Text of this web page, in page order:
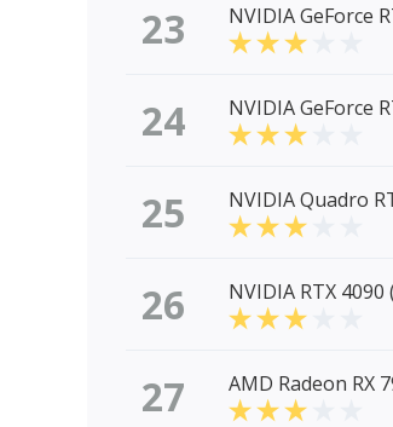
23 NVIDIA GeForce
24 NVIDIA GeForce
25 NVIDIA Quadro
26 NVIDIA RTX
27 AMD Radeon RX